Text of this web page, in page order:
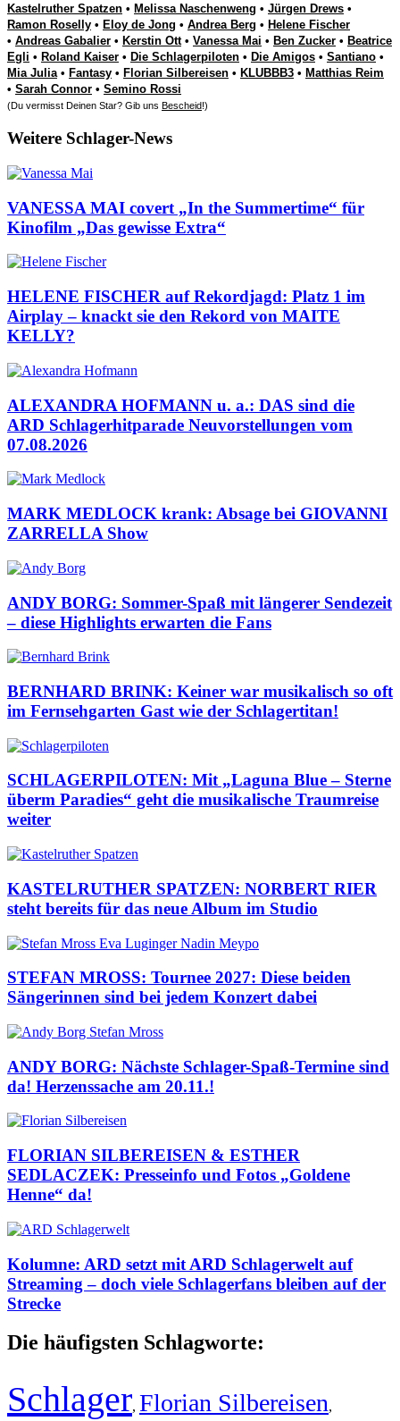
Kastelruther Spatzen • Melissa Naschenweng • Jürgen Drews •
Ramon Roselly • Eloy de Jong • Andrea Berg • Helene Fischer
• Andreas Gabalier • Kerstin Ott• Vanessa Mai • Ben Zucker • Beatrice
Egli • Roland Kaiser • Die Schlagerpiloten • Die Amigos • Santiano •
Mia Julia • Fantasy • Florian Silbereisen • KLUBBB3 • Matthias Reim
• Sarah Connor • Semino Rossi
(Du vermisst Deinen Star? Gib uns Bescheid!)
Weitere Schlager-News
VANESSA MAI covert „In the Summertime“ für
Kinofilm „Das gewisse Extra“
HELENE FISCHER auf Rekordjagd: Platz 1 im
Airplay – knackt sie den Rekord von MAITE
KELLY?
ALEXANDRA HOFMANN u. a.: DAS sind die
ARD Schlagerhitparade Neuvorstellungen vom
07.08.2026
MARK MEDLOCK krank: Absage bei GIOVANNI
ZARRELLA Show
ANDY BORG: Sommer-Spaß mit längerer Sendezeit
– diese Highlights erwarten die Fans
BERNHARD BRINK: Keiner war musikalisch so oft
im Fernsehgarten Gast wie der Schlagertitan!
SCHLAGERPILOTEN: Mit „Laguna Blue – Sterne
überm Paradies“ geht die musikalische Traumreise
weiter
KASTELRUTHER SPATZEN: NORBERT RIER
steht bereits für das neue Album im Studio
STEFAN MROSS: Tournee 2027: Diese beiden
Sängerinnen sind bei jedem Konzert dabei
ANDY BORG: Nächste Schlager-Spaß-Termine sind
da! Herzenssache am 20.11.!
FLORIAN SILBEREISEN & ESTHER
SEDLACZEK: Presseinfo und Fotos „Goldene
Henne“ da!
Kolumne: ARD setzt mit ARD Schlagerwelt auf
Streaming – doch viele Schlagerfans bleiben auf der
Strecke
Die häufigsten Schlagworte:
Schlager, Florian Silbereisen,